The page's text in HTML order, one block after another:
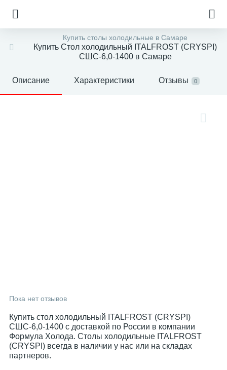
Купить столы холодильные в Самаре
Купить Стол холодильный ITALFROST (CRYSPI)
СШС-6,0-1400 в Самаре
Описание Характеристики Отзывы 0
Пока нет отзывов
Купить стол холодильный ITALFROST (CRYSPI)
СШС-6,0-1400 с доставкой по России в компании
Формула Холода. Столы холодильные ITALFROST
(CRYSPI) всегда в наличии у нас или на складах
партнеров.